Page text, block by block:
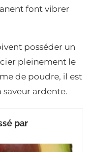
font vibrer
posséder un
pleinement le
de poudre, il est
saveur ardente.
par